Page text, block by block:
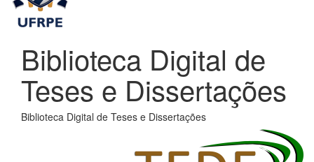
Biblioteca Digital de
Teses e Dissertações
Biblioteca Digital de Teses e Dissertações